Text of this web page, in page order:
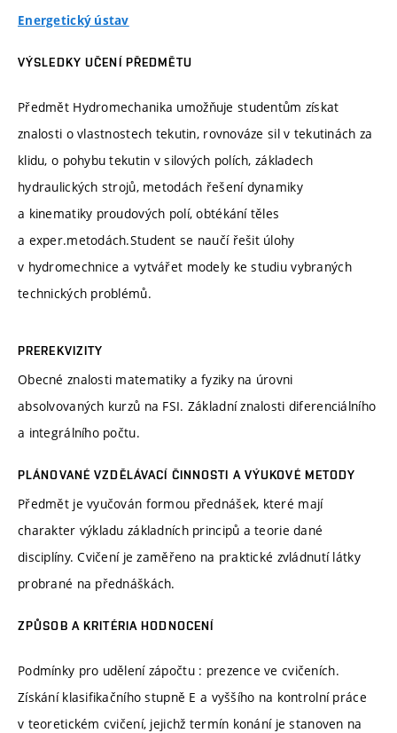
Energetický ústav
VÝSLEDKY UČENÍ PŘEDMĚTU
Předmět Hydromechanika umožňuje studentům získat
znalosti o vlastnostech tekutin, rovnováze sil v tekutinách za
klidu, o pohybu tekutin v silových polích, základech
hydraulických strojů, metodách řešení dynamiky
a kinematiky proudových polí, obtékání těles
a exper.metodách.Student se naučí řešit úlohy
v hydromechnice a vytvářet modely ke studiu vybraných
technických problémů.
PREREKVIZITY
Obecné znalosti matematiky a fyziky na úrovni
absolvovaných kurzů na FSI. Základní znalosti diferenciálního
a integrálního počtu.
PLÁNOVANÉ VZDĚLÁVACÍ ČINNOSTI A VÝUKOVÉ METODY
Předmět je vyučován formou přednášek, které mají
charakter výkladu základních principů a teorie dané
disciplíny. Cvičení je zaměřeno na praktické zvládnutí látky
probrané na přednáškách.
ZPŮSOB A KRITÉRIA HODNOCENÍ
Podmínky pro udělení zápočtu : prezence ve cvičeních.
Získání klasifikačního stupně E a vyššího na kontrolní práce
v teoretickém cvičení, jejichž termín konání je stanoven na